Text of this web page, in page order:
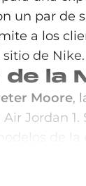
un par de
a los
de Nike.
la
Moore,
Air Jordan
de